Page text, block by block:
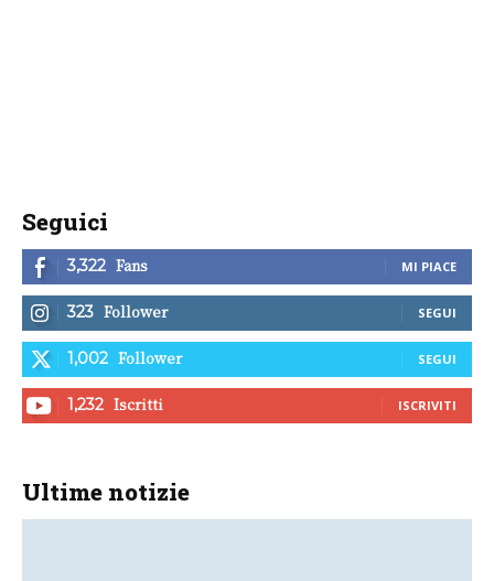
Seguici
3,322 Fans MI PIACE
323 Follower SEGUI
1,002 Follower SEGUI
1,232 Iscritti ISCRIVITI
Ultime notizie